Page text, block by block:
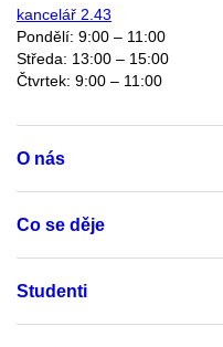
kancelář 2.43
Pondělí: 9:00 – 11:00
Středa: 13:00 – 15:00
Čtvrtek: 9:00 – 11:00
O nás
Co se děje
Studenti